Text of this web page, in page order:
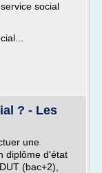
social
? - Les
une
diplôme d'état
(bac+2),